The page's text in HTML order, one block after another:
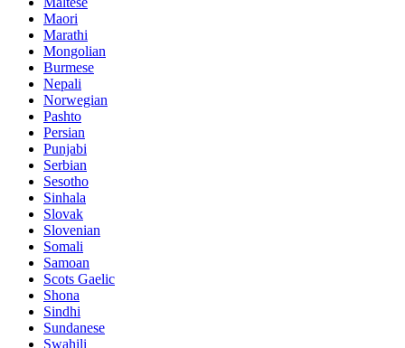
Maori
Marathi
Mongolian
Burmese
Nepali
Norwegian
Pashto
Persian
Punjabi
Serbian
Sesotho
Sinhala
Slovak
Slovenian
Somali
Samoan
Scots Gaelic
Shona
Sindhi
Sundanese
Swahili